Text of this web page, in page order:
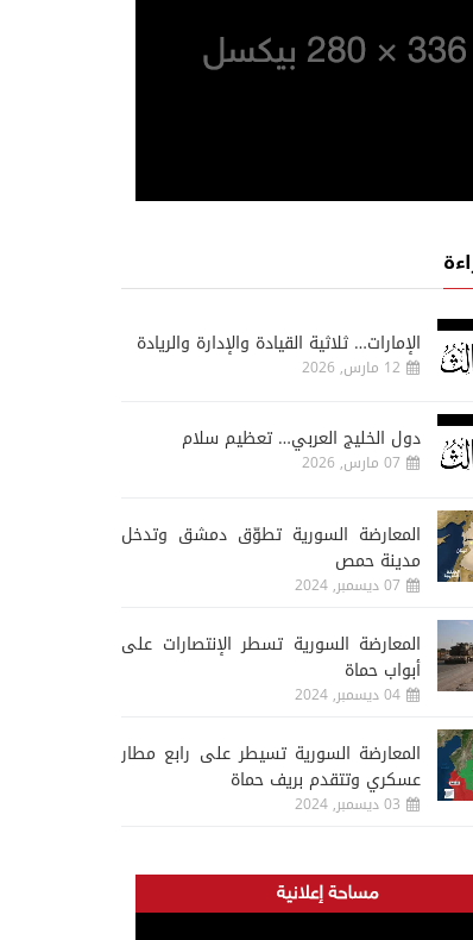
الإمارات… ثلاثية القيادة والإدارة والريادة
12 مارس, 2026
دول الخليج العربي… تعظيم سلام
07 مارس, 2026
المعارضة السورية تطوّق دمشق وتدخل
مدينة حمص
07 ديسمبر, 2024
المعارضة السورية تسطر الإنتصارات على
أبواب حماة
04 ديسمبر, 2024
المعارضة السورية تسيطر على رابع مطار
عسكري وتتقدم بريف حماة
03 ديسمبر, 2024